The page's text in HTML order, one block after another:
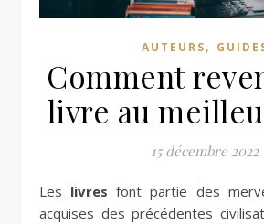
AUTEURS,
Comment
livre au
15 décembre 2022
Les livres font partie des
acquises des précédentes